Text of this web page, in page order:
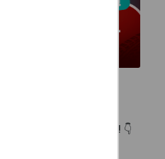
требуются КУРЬЕРЫ! 👇